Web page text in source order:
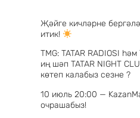
Җәйге кичләрне
итик!
TMG: TATAR RADIOSI
иң шәп TATAR NIGHT
көтеп калабыз сезне ?
10 июль 20:00 —
очрашабыз!